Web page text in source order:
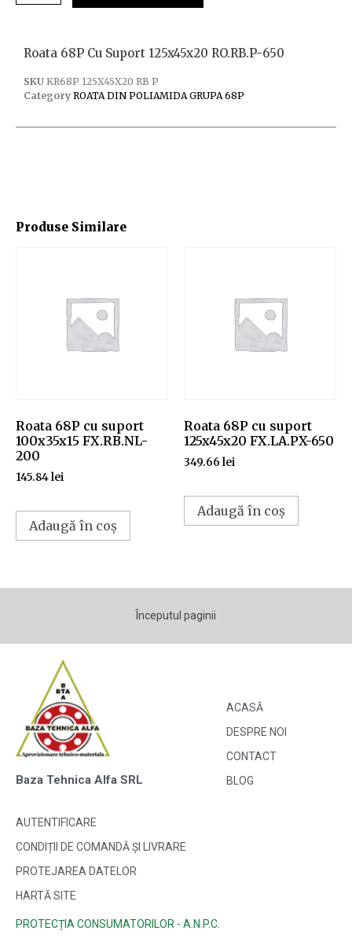
Produse Similare
Roata 68P cu suport
100x35x15 FX.RB.NL-
200
145.84lei
Adaugă în coș
Roata 68P cu suport
125x45x20 FX.LA.PX-650
349.66 lei
Adaugă în coș
Roata 68P Cu Suport 125x45x20 RO.RB.P-650
SKU KR68P 125X45X20 RB P
Category ROATA DIN POLIAMIDA GRUPA 68P
Începutul paginii
Baza Tehnica Alfa SRL
ACASĂ
DESPRE NOI
CONTACT
BLOG
AUTENTIFICARE
CONDIȚII DE COMANDĂ ȘI LIVRARE
PROTEJAREA DATELOR
HARTĂ SITE
PROTECȚIA CONSUMATORILOR - A.N.P.C.